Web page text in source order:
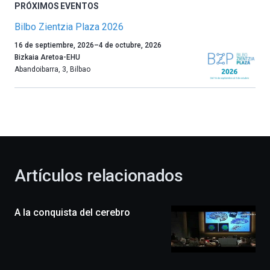
PRÓXIMOS EVENTOS
Bilbo Zientzia Plaza 2026
Un
año
más,
celebración
novena
16 de septiembre, 2026–4 de octubre, 2026
Bizkaia Aretoa-EHU
Abandoibarra, 3 Bilbao
Artículos relacionados
A la conquista del cerebro